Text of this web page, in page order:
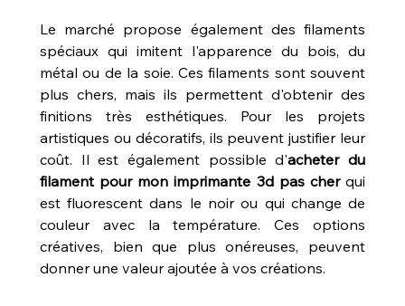
Le marché propose également des filaments
spéciaux qui imitent l'apparence du bois, du
métal ou de la soie. Ces filaments sont souvent
plus chers, mais ils permettent d'obtenir des
finitions très esthétiques. Pour les projets
artistiques ou décoratifs, ils peuvent justifier leur
coût. Il est également possible d'acheter du
filament pour mon imprimante 3d pas cher qui
est fluorescent dans le noir ou qui change de
couleur avec la température. Ces options
créatives, bien que plus onéreuses, peuvent
donner une valeur ajoutée à vos créations.